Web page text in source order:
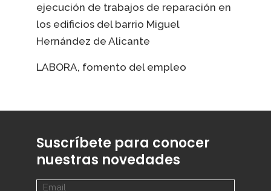
ejecución de trabajos de reparación en
los edificios del barrio Miguel
Hernández de Alicante
LABORA, fomento del empleo
Suscríbete para conocer
nuestras novedades